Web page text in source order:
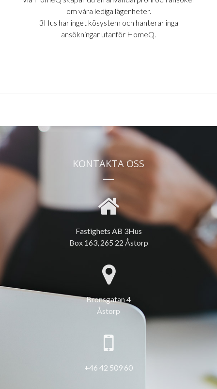
om våra lediga lägenheter.
3Hus har inget kösystem och hanterar inga
ansökningar utanför HomeQ.
KONTAKTA OSS
Fastighets AB 3Hus
Box 163, 265 22 Åstorp
Bronsgatan 4
Åstorp
+46 42 509 60